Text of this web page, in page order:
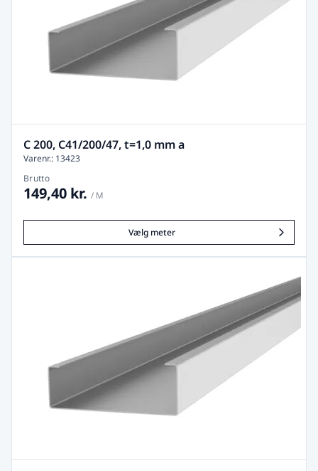
C 200, C41/200/47, t=1,0 mm a
Varenr.: 13423
Brutto
149,40 kr. / M
Vælg meter